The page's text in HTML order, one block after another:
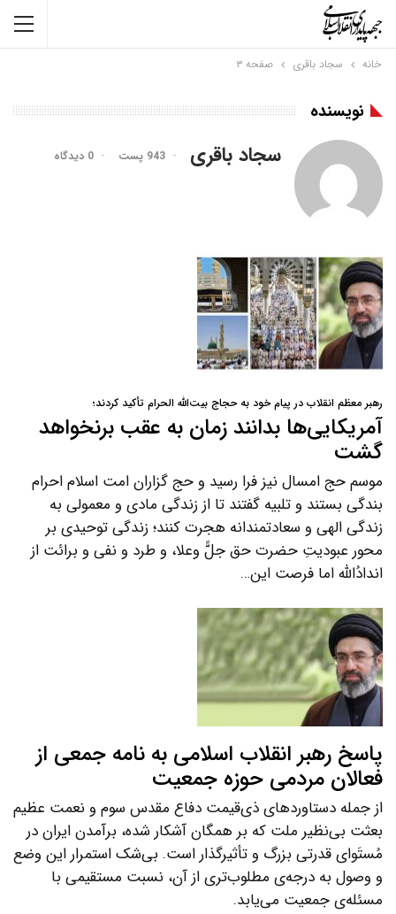
خانه سجاد باقری صفحه ۳
نویسنده
سجاد باقری 943 پست 0 دیدگاه
رهبر معظم انقلاب در پیام خود به حجاج بیت‌الله الحرام تأکید کردند؛
آمریکایی‌ها بدانند زمان به عقب برنخواهد
گشت
موسم حج امسال نیز فرا رسید و حج گزاران امت اسلام احرام
بندگی بستند و تلبیه گفتند تا از زندگی مادی و معمولی به
زندگی الهی و سعادتمندانه هجرت کنند؛ زندگی توحیدی بر
محور عبودیتِ حضرت حق جلًّ وعلا، و طرد و نفی و برائت از
اندادُالله اما فرصت این…
پاسخ رهبر انقلاب اسلامی به نامه جمعی از
فعالان مردمی حوزه جمعیت
از جمله دستاوردهای ذی‌قیمت دفاع مقدس سوم و نعمت عظیم
بعثت بی‌نظیر ملت که بر همگان آشکار شده، برآمدن ایران در
مُستَوای قدرتی بزرگ و تأثیرگذار است. بی‌شک استمرار این وضع
و وصول به درجه‌ی مطلوب‌تری از آن، نسبت مستقیمی با
مسئله‌ی جمعیت می‌یابد.